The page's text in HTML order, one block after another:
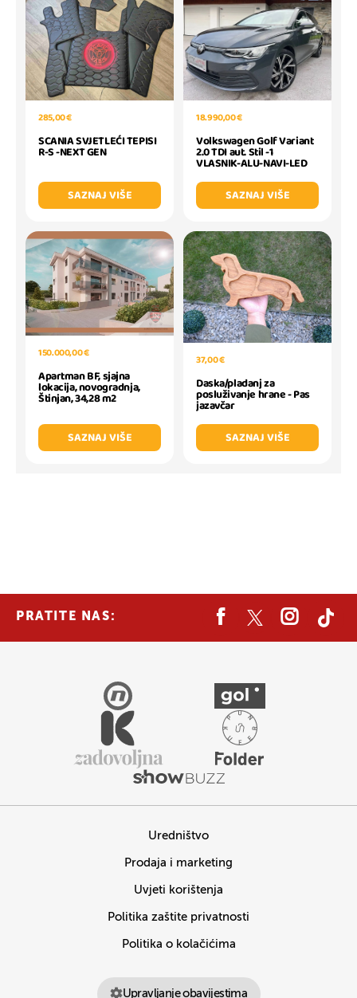
285,00 €
SCANIA SVJETLEĆI TEPISI
R-S -NEXT GEN
SAZNAJ VIŠE
18.990,00 €
Volkswagen Golf Variant
2.0 TDI aut. Stil -1
VLASNIK-ALU-NAVI-LED
SAZNAJ VIŠE
150.000,00 €
Apartman BF, sjajna
lokacija, novogradnja,
Štinjan, 34,28 m2
SAZNAJ VIŠE
37,00 €
Daska/pladanj za
posluživanje hrane - Pas
jazavčar
SAZNAJ VIŠE
PRATITE NAS:
Uredništvo
Prodaja i marketing
Uvjeti korištenja
Politika zaštite privatnosti
Politika o kolačićima
Upravljanje obavijestima